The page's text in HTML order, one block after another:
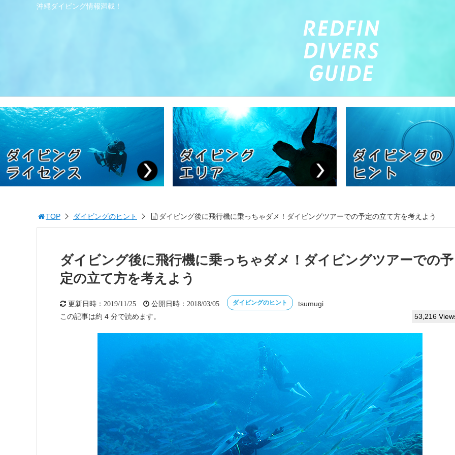
沖縄ダイビング情報満載！
TOP ダイビングのヒント ダイビング後に飛行機に乗っちゃダメ！ダイビングツアーでの予定の立て方を考えよう
ダイビング後に飛行機に乗っちゃダメ！ダイビングツアーでの予
定の立て方を考えよう
更新日時：2019/11/25 公開日時：2018/03/05 ダイビングのヒント
tsumugi
この記事は約 4 分で読めます。
53,216